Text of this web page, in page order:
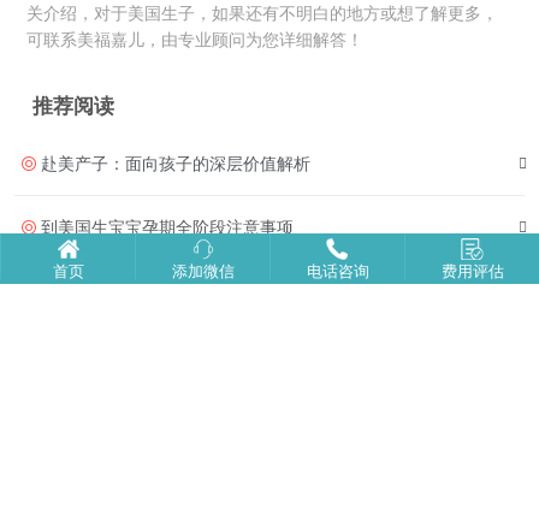
关介绍，对于美国生子，如果还有不明白的地方或想了解更多，
可联系美福嘉儿，由专业顾问为您详细解答！
推荐阅读
赴美产子：面向孩子的深层价值解析
到美国生宝宝孕期全阶段注意事项
首页 添加微信 电话咨询 费用评估